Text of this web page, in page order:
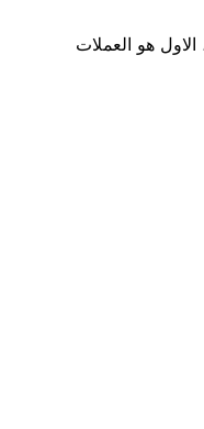
هو العملات